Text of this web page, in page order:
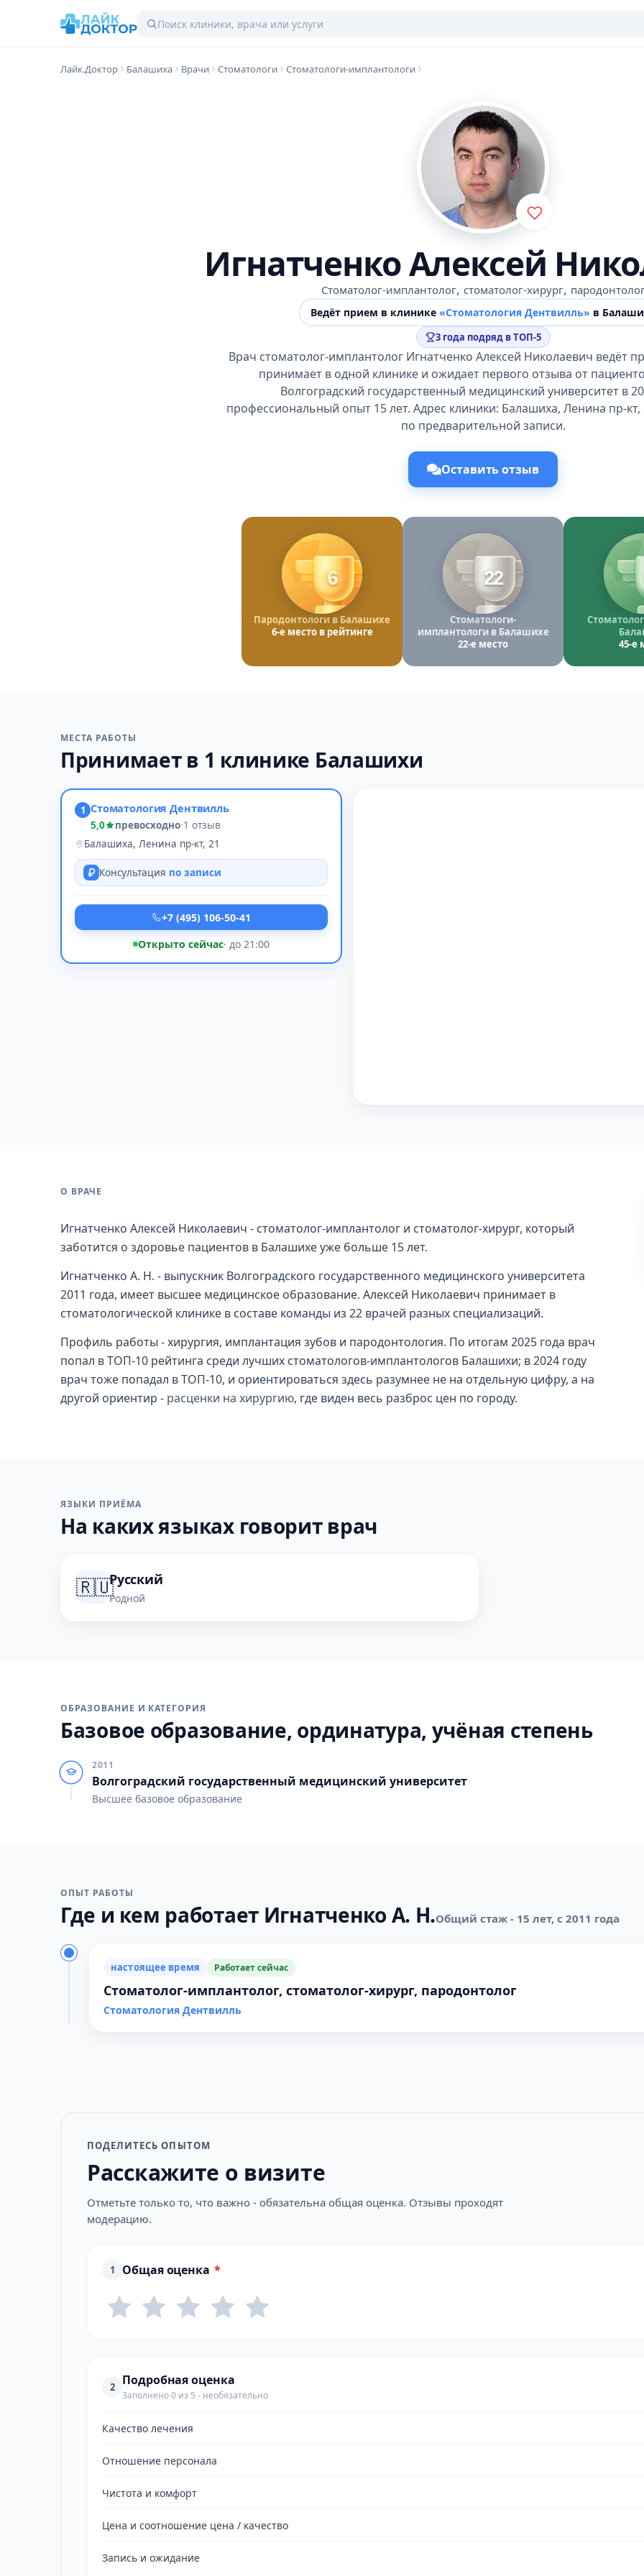
Лайк.Доктор Балашиха Врачи Стоматологи Стоматологи-имплантологи
Игнатченко Алексей
Стоматолог-имплантолог, стоматолог-хирург,
Ведёт прием в клинике «Стоматология Дентвилль» в
3 года подряд в ТОП-5
Врач стоматолог-имплантолог Игнатченко Алексей Николаевич ведёт
принимает в одной клинике и ожидает первого отзыва от
Волгоградский государственный медицинский университет в
профессиональный опыт 15 лет. Адрес клиники: Балашиха, Ленина пр-кт,
по предварительной записи.
Оставить отзыв
6
Пародонтологи в Балашихе
6-е место в рейтинге
22
Стоматологи-
имплантологи в Балашихе
22-е место
45-е
МЕСТА РАБОТЫ
Принимает в 1 клинике Балашихи
1 Стоматология Дентвилль
5,0 превосходно·1 отзыв
Балашиха, Ленина пр-кт, 21
Консультация по записи
+7 (495) 106-50-41
Открыто сейчас· до 21:00
О ВРАЧЕ
Игнатченко Алексей Николаевич - стоматолог-имплантолог и стоматолог-хирург, который
заботится о здоровье пациентов в Балашихе уже больше 15 лет.
Игнатченко А. Н. - выпускник Волгоградского государственного медицинского университета
2011 года, имеет высшее медицинское образование. Алексей Николаевич принимает в
стоматологической клинике в составе команды из 22 врачей разных специализаций.
Профиль работы - хирургия, имплантация зубов и пародонтология. По итогам 2025 года врач
попал в ТОП-10 рейтинга среди лучших стоматологов-имплантологов Балашихи; в 2024 году
врач тоже попадал в ТОП-10, и ориентироваться здесь разумнее не на отдельную цифру, а на
другой ориентир - расценки на хирургию, где виден весь разброс цен по городу.
ЯЗЫКИ ПРИЁМА
На каких языках говорит врач
🇷🇺Русский
Родной
ОБРАЗОВАНИЕ И КАТЕГОРИЯ
Базовое образование, ординатура, учёная степень
2011
Волгоградский государственный медицинский университет
Высшее базовое образование
ОПЫТ РАБОТЫ
Где и кем работает Игнатченко А. Н.Общий стаж - 15 лет, с 2011 года
настоящее время Работает сейчас
Стоматолог-имплантолог, стоматолог-хирург, пародонтолог
Стоматология Дентвилль
ПОДЕЛИТЕСЬ ОПЫТОМ
Расскажите о визите
Отметьте только то, что важно - обязательна общая оценка. Отзывы проходят
модерацию.
1 Общая оценка *
2 Подробная оценка
Заполнено 0 из 5 - необязательно
Качество лечения
Отношение персонала
Чистота и комфорт
Цена и соотношение цена / качество
Запись и ожидание